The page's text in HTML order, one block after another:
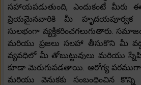
సహాయపడుతుంది, ఎందుకంటే
ప్రియమైనవారికి మీ హృదయపూర్వక
సులభంగా వ్యక్తీకరించగలుగుతారు.
మరియు ప్రజలు సలహా తీసుకొని మీ
వ్యవధిలో మీ తోబుట్టువులు మరియు
కూడా మెరుగుపడతాయి. ఆరోగ్య పరముగా,
మరియు వెనుకకు సంబంధించిన కొన్ని